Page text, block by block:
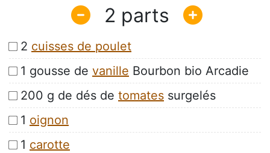
2
2 cuisses de poulet
1 gousse de vanille Bourbon bio Arcadie
200 g de dés de tomates surgelés
1 oignon
1 carotte